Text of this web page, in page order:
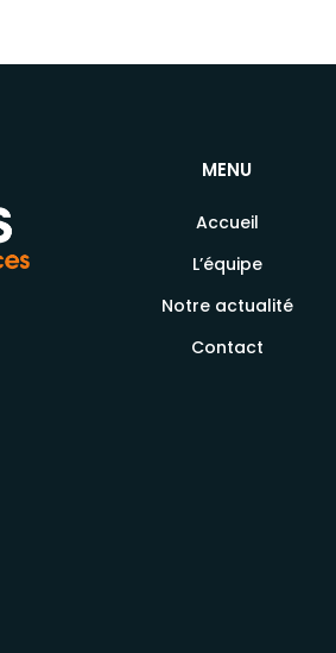
MENU
Accueil
L’équipe
Notre actualité
Contact